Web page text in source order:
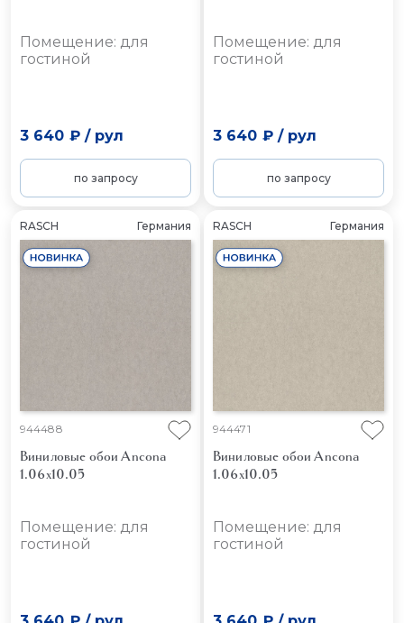
Помещение: для
гостиной
3 640 ₽/ рул
по запросу
Помещение: для
гостиной
3 640 ₽/ рул
по запросу
RASCH Германия
944488
Виниловые обои Ancona
1.06x10.05
Помещение: для
гостиной
RASCH Германия
944471
Виниловые обои Ancona
1.06x10.05
Помещение: для
гостиной